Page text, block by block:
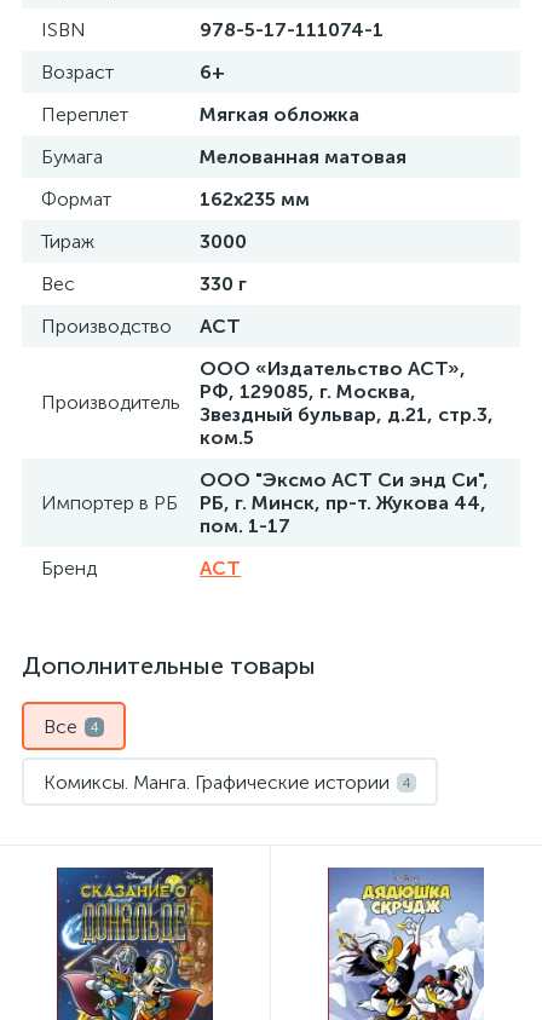
ISBN
978-5-17-111074-1
Возраст
6+
Переплет
Мягкая обложка
Бумага
Мелованная матовая
Формат
162x235 мм
Тираж
3000
Вес
330 г
Производство
АСТ
Производитель
ООО «Издательство АСТ»,
РФ, 129085, г. Москва,
Звездный бульвар, д.21, стр.3,
ком.5
Импортер в РБ
ООО "Эксмо АСТ Си энд Си",
РБ, г. Минск, пр-т. Жукова 44,
пом. 1-17
Бренд
АСТ
Дополнительные товары
Все 4
Комиксы. Манга. Графические истории 4